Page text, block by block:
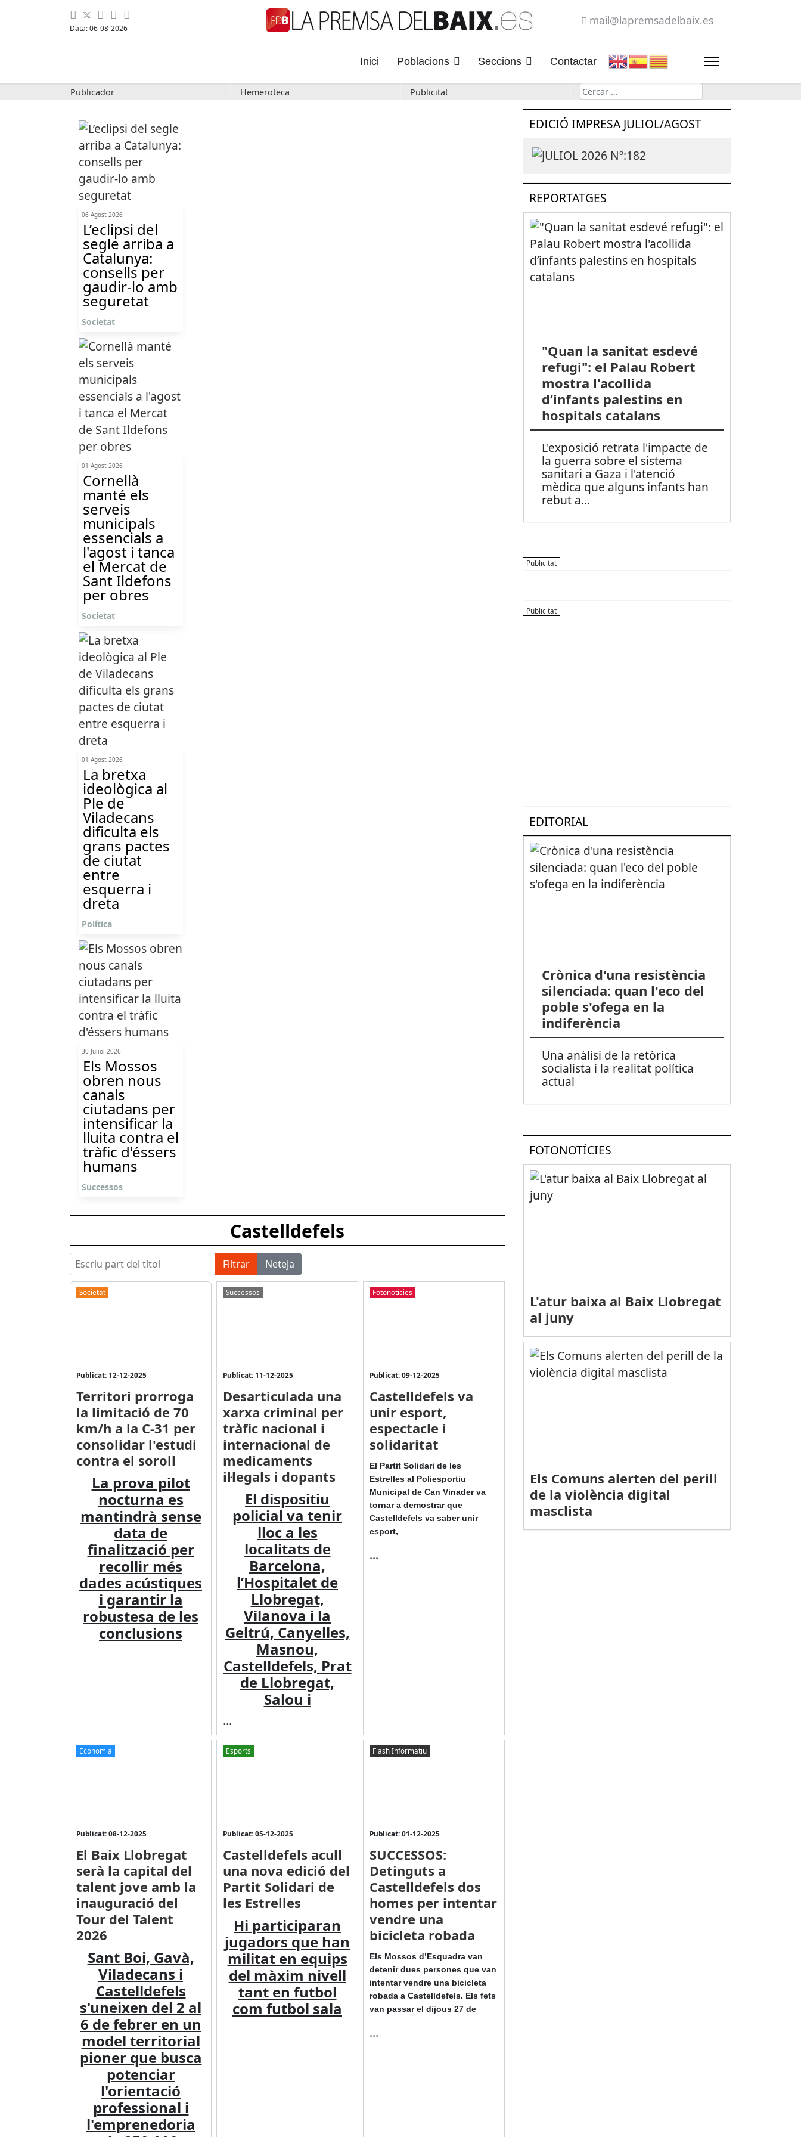
Data: 06-08-2026
mail@lapremsadelbaix.es
Inici Poblacions Seccions Contactar
Publicador Hemeroteca Publicitat Cerca
06 Agost 2026
L’eclipsi del
segle arriba a
Catalunya:
consells per
gaudir-lo amb
seguretat
Societat
01 Agost 2026
Cornellà
manté els
serveis
municipals
essencials a
l'agost i tanca
el Mercat de
Sant Ildefons
per obres
Societat
01 Agost 2026
La bretxa
ideològica al
Ple de
Viladecans
dificulta els
grans pactes
de ciutat
entre
esquerra i
dreta
Política
30 Juliol 2026
Els Mossos
obren nous
canals
ciutadans per
intensificar la
lluita contra el
tràfic d'éssers
humans
Successos
Castelldefels
Escriu part del títol Filtrar Neteja
Societat
Publicat: 12-12-2025
Territori prorroga
la limitació de 70
km/h a la C-31 per
consolidar l'estudi
contra el soroll
La prova pilot
nocturna es
mantindrà sense
data de
finalització per
recollir més
dades acústiques
i garantir la
robustesa de les
conclusions
Successos
Publicat: 11-12-2025
Desarticulada una
xarxa criminal per
tràfic nacional i
internacional de
medicaments
il·legals i dopants
El dispositiu
policial va tenir
lloc a les
localitats de
Barcelona,
l’Hospitalet de
Llobregat,
Vilanova i la
Geltrú, Canyelles,
Masnou,
Castelldefels, Prat
de Llobregat,
Salou i
...
Fotonotícies
Publicat: 09-12-2025
Castelldefels va
unir esport,
espectacle i
solidaritat
El Partit Solidari de les
Estrelles al Poliesportiu
Municipal de Can Vinader va
tornar a demostrar que
Castelldefels va saber unir
esport,
...
Economia
Publicat: 08-12-2025
El Baix Llobregat
serà la capital del
talent jove amb la
inauguració del
Tour del Talent
2026
Sant Boi, Gavà,
Viladecans i
Castelldefels
s'uneixen del 2 al
6 de febrer en un
model territorial
pioner que busca
potenciar
l'orientació
professional i
l'emprenedoria
Esports
Publicat: 05-12-2025
Castelldefels acull
una nova edició del
Partit Solidari de
les Estrelles
Hi participaran
jugadors que han
militat en equips
del màxim nivell
tant en futbol
com futbol sala
Flash Informatiu
Publicat: 01-12-2025
SUCCESSOS:
Detinguts a
Castelldefels dos
homes per intentar
vendre una
bicicleta robada
Els Mossos d’Esquadra van
detenir dues persones que van
intentar vendre una bicicleta
robada a Castelldefels. Els fets
van passar el dijous 27 de
...
EDICIÓ IMPRESA JULIOL/AGOST
REPORTATGES
"Quan la sanitat esdevé
refugi": el Palau Robert
mostra l'acollida
d’infants palestins en
hospitals catalans
L'exposició retrata l'impacte de
la guerra sobre el sistema
sanitari a Gaza i l'atenció
mèdica que alguns infants han
rebut a...
EDITORIAL
Crònica d'una resistència
silenciada: quan l'eco del
poble s'ofega en la
indiferència
Una anàlisi de la retòrica
socialista i la realitat política
actual
FOTONOTÍCIES
L'atur baixa al Baix Llobregat
al juny
Els Comuns alerten del perill
de la violència digital
masclista